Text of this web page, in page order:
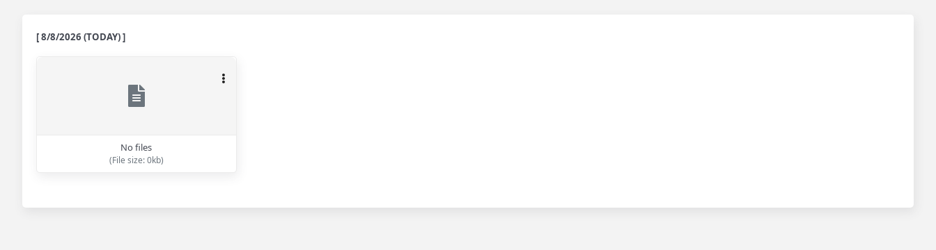
[ 8/8/2026 (TODAY) ]
No files
(File size: 0kb)